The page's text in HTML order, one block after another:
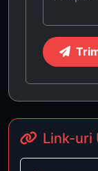
Link-uri